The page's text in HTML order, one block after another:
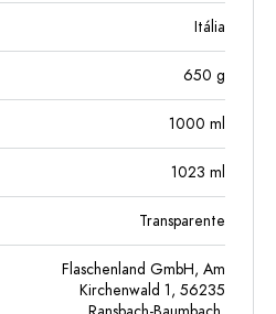
Itália
650 g
1000 ml
1023 ml
Transparente
Flaschenland GmbH, Am
Kirchenwald 1, 56235